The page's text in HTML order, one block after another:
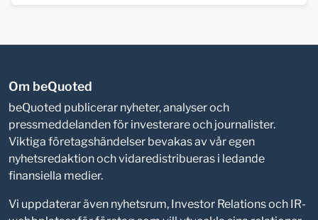
Om beQuoted
beQuoted publicerar nyheter, analyser och
pressmeddelanden för investerare och journalister.
Viktiga företagshändelser bevakas av vår egen
nyhetsredaktion och vidaredistribueras i ledande
finansiella medier.
Vi uppdaterar även nyhetsrum, Investor Relations och IR-